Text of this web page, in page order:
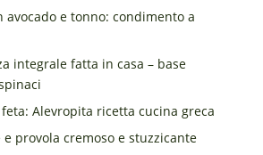
avocado e tonno: condimento a
integrale fatta in casa – base
Alevropita ricetta cucina greca
e provola cremoso e stuzzicante